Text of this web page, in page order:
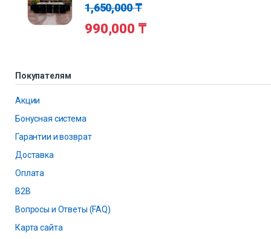
1,650,000₸
990,000 ₸
Покупателям
Акции
Бонусная система
Гарантии и возврат
Доставка
Оплата
B2B
Вопросы и Ответы (FAQ)
Карта сайта